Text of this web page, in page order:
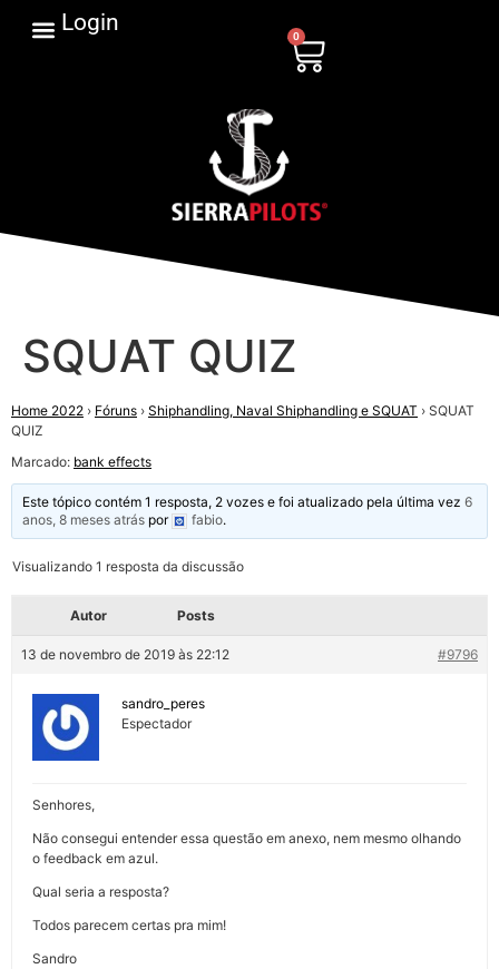
Login
0
SQUAT QUIZ
Home 2022 › Fóruns › Shiphandling, Naval Shiphandling e SQUAT › SQUAT
QUIZ
Marcado: bank effects
Este tópico contém 1 resposta, 2 vozes e foi atualizado pela última vez6
anos, 8 meses atrás por fabio.
Visualizando 1 resposta da discussão
Autor Posts
13 de novembro de 2019 às 22:12 #9796
sandro_peres
Espectador
Senhores,
Não consegui entender essa questão em anexo, nem mesmo olhando
o feedback em azul.
Qual seria a resposta?
Todos parecem certas pra mim!
Sandro